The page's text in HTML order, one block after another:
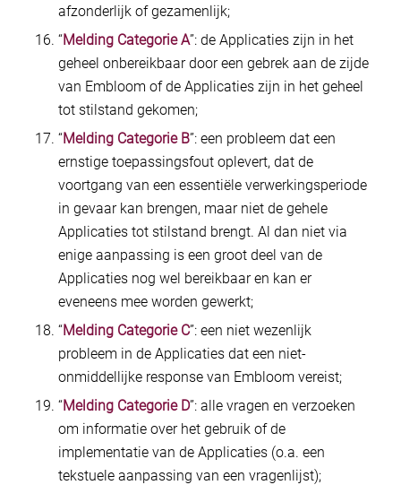
afzonderlijk of gezamenlijk;
“Melding Categorie A”: de Applicaties zijn in het
geheel onbereikbaar door een gebrek aan de zijde
van Embloom of de Applicaties zijn in het geheel
tot stilstand gekomen;
“Melding Categorie B”: een probleem dat een
ernstige toepassingsfout oplevert, dat de
voortgang van een essentiële verwerkingsperiode
in gevaar kan brengen, maar niet de gehele
Applicaties tot stilstand brengt. Al dan niet via
enige aanpassing is een groot deel van de
Applicaties nog wel bereikbaar en kan er
eveneens mee worden gewerkt;
“Melding Categorie C”: een niet wezenlijk
probleem in de Applicaties dat een niet-
onmiddellijke response van Embloom vereist;
“Melding Categorie D”: alle vragen en verzoeken
om informatie over het gebruik of de
implementatie van de Applicaties (o.a. een
tekstuele aanpassing van een vragenlijst);